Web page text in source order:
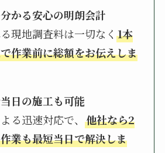
かる安心の明朗会計
現地調査料は一切なく1本
作業前に総額をお伝えしま
日の施工も可能
る迅速対応で、他社なら2
業も最短当日で解決しま